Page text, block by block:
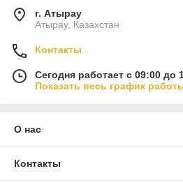
г. Атырау
Атырау, Казахстан
Контакты
Сегодня работает с 09:00 до
Показать весь график
О нас
Контакты